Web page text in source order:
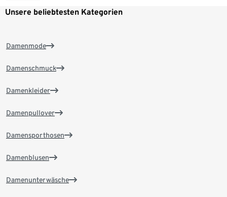
Unsere beliebtesten Kategorien
Damenmode
Damenschmuck
Damenkleider
Damenpullover
Damensporthosen
Damenblusen
Damenunterwäsche